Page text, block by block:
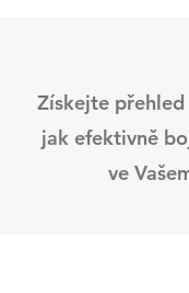
Získejte
jak efektivně
ve